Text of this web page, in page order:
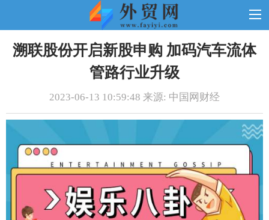
溯联股份开启新股申购 加码汽车流体
管路行业升级
2023-06-13 10:59:48 来源: 中国网财经